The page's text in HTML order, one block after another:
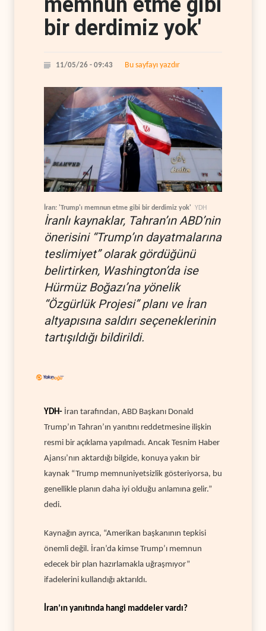
bir derdimiz yok'
11/05/26 - 09:43 Bu sayfayı yazdır
İran: 'Trump'ı memnun etme gibi bir derdimiz yok' YDH
İranlı kaynaklar, Tahran’ın ABD’nin
önerisini “Trump’ın dayatmalarına
teslimiyet” olarak gördüğünü
belirtirken, Washington’da ise
Hürmüz Boğazı’na yönelik
“Özgürlük Projesi” planı ve İran
altyapısına saldırı seçeneklerinin
tartışıldığı bildirildi.
YDH- İran tarafından, ABD Başkanı Donald
Trump’ın Tahran’ın yanıtını reddetmesine ilişkin
resmi bir açıklama yapılmadı. Ancak Tesnim Haber
Ajansı’nın aktardığı bilgide, konuya yakın bir
kaynak “Trump memnuniyetsizlik gösteriyorsa, bu
genellikle planın daha iyi olduğu anlamına gelir.”
dedi.
Kaynağın ayrıca, “Amerikan başkanının tepkisi
önemli değil. İran’da kimse Trump’ı memnun
edecek bir plan hazırlamakla uğraşmıyor”
ifadelerini kullandığı aktarıldı.
İran’ın yanıtında hangi maddeler vardı?